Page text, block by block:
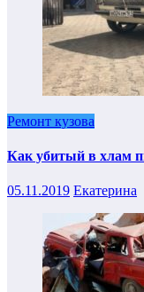
Ремонт кузова
Как убитый в хлам
05.11.2019 Екатерина